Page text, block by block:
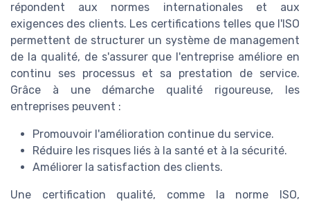
répondent aux normes internationales et aux
exigences des clients. Les certifications telles que l'ISO
permettent de structurer un système de management
de la qualité, de s'assurer que l'entreprise améliore en
continu ses processus et sa prestation de service.
Grâce à une démarche qualité rigoureuse, les
entreprises peuvent :
Promouvoir l'amélioration continue du service.
Réduire les risques liés à la santé et à la sécurité.
Améliorer la satisfaction des clients.
Une certification qualité, comme la norme ISO,